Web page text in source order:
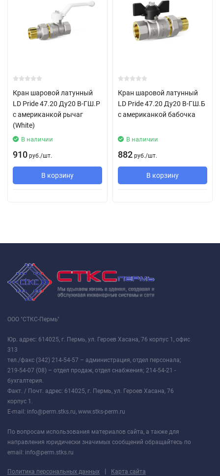
Кран шаровой латунный
LD Pride 47.20 Ду20 В-ГШ.Р
с американкой рычаг
(White)
В наличии
910 руб./шт.
В корзину
Кран шаровой латунный
LD Pride 47.20 Ду20 В-ГШ.Б
с американкой бабочка
В наличии
882 руб./шт.
В корзину
ООО "СТКС-Пермь"
Юр. адрес: 614025, г. Пермь, ул. Героев Хасана, 76 корпус 1, офис
313
тел./факс (342) 214-54-57 – администрация, отдел персонала;
219-54-07 (08) – отдел продаж, отдел снабжения; 214-54-21 -
бухгалтерия.
Факт. / Почт. адрес: 614025, г. Пермь, ул. Героев Хасана, 76
корпус 1.
E-mail: info@perm.stks.ru, www.stks-perm.ru
По вопросам использования материалов сайта, а также для
направления юридически значимых сообщений обращайтесь по
email: info@perm.stks.ru
Политика персональных данных | Карта сайта